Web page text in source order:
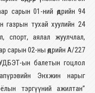
сарын 01-ний өдрийн 94
газрын тухай хуулийн 24
спорт, аялал жуулчлал,
сарын 02-ны өдрийн А/227
ын балетын гоцлол
Энхжин нарыг
тэргүүний ажилтан”